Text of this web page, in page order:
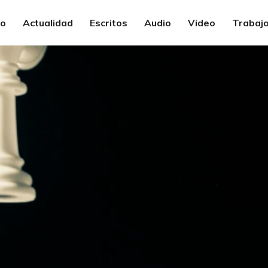
Actualidad Escritos Audio Video